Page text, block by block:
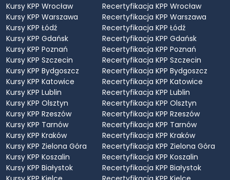
Kursy KPP Wrocław
Kursy KPP Warszawa
Kursy KPP Łódź
Kursy KPP Gdańsk
Kursy KPP Poznań
Kursy KPP Szczecin
Kursy KPP Bydgoszcz
Kursy KPP Katowice
Kursy KPP Lublin
Kursy KPP Olsztyn
Kursy KPP Rzeszów
Kursy KPP Tarnów
Kursy KPP Kraków
Kursy KPP Zielona Góra
Kursy KPP Koszalin
Kursy KPP Białystok
Recertyfikacja KPP Wrocław
Recertyfikacja KPP Warszawa
Recertyfikacja KPP Łódź
Recertyfikacja KPP Gdańsk
Recertyfikacja KPP Poznań
Recertyfikacja KPP Szczecin
Recertyfikacja KPP Bydgoszcz
Recertyfikacja KPP Katowice
Recertyfikacja KPP Lublin
Recertyfikacja KPP Olsztyn
Recertyfikacja KPP Rzeszów
Recertyfikacja KPP Tarnów
Recertyfikacja KPP Kraków
Recertyfikacja KPP Zielona Góra
Recertyfikacja KPP Koszalin
Recertyfikacja KPP Białystok